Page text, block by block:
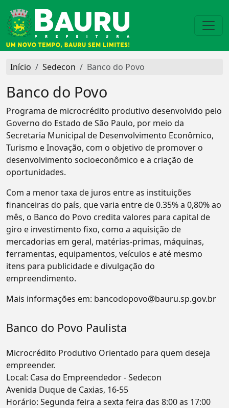
Início Sedecon Banco do Povo
Banco do Povo
Programa de microcrédito produtivo desenvolvido pelo
Governo do Estado de São Paulo, por meio da
Secretaria Municipal de Desenvolvimento Econômico,
Turismo e Inovação, com o objetivo de promover o
desenvolvimento socioeconômico e a criação de
oportunidades.
Com a menor taxa de juros entre as instituições
financeiras do país, que varia entre de 0.35% a 0,80% ao
mês, o Banco do Povo credita valores para capital de
giro e investimento fixo, como a aquisição de
mercadorias em geral, matérias-primas, máquinas,
ferramentas, equipamentos, veículos e até mesmo
itens para publicidade e divulgação do
empreendimento.
Mais informações em: bancodopovo@bauru.sp.gov.br
Banco do Povo Paulista
Microcrédito Produtivo Orientado para quem deseja
empreender.
Local: Casa do Empreendedor - Sedecon
Avenida Duque de Caxias, 16-55
Horário: Segunda feira a sexta feira das 8:00 as 17:00